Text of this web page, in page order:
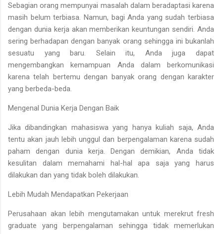
Sebagian orang mempunyai masalah dalam beradaptasi karena
masih belum terbiasa. Namun, bagi Anda yang sudah terbiasa
dengan dunia kerja akan memberikan keuntungan sendiri. Anda
sering berhadapan dengan banyak orang sehingga ini bukanlah
sesuatu yang baru. Selain itu, Anda juga dapat
mengembangkan kemampuan Anda dalam berkomunikasi
karena telah bertemu dengan banyak orang dengan karakter
yang berbeda-beda.
Mengenal Dunia Kerja Dengan Baik
Jika dibandingkan mahasiswa yang hanya kuliah saja, Anda
tentu akan jauh lebih unggul dan berpengalaman karena sudah
paham dengan dunia kerja. Dengan demikian, Anda tidak
kesulitan dalam memahami hal-hal apa saja yang harus
dilakukan dan yang tidak boleh dilakukan.
Lebih Mudah Mendapatkan Pekerjaan
Perusahaan akan lebih mengutamakan untuk merekrut fresh
graduate yang berpengalaman sehingga tidak memerlukan